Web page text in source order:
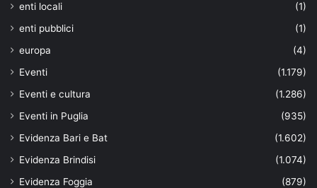
enti locali
(1)
enti pubblici
(1)
europa
(4)
Eventi
(1.179)
Eventi e cultura
(1.286)
Eventi in Puglia
(935)
Evidenza Bari e Bat
(1.602)
Evidenza Brindisi
(1.074)
Evidenza Foggia
(879)